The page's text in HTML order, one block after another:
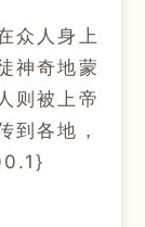
众人身上
神奇地蒙
则被上帝
到各地，